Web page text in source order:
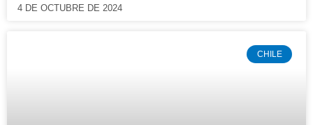
4 DE OCTUBRE DE 2024
CHILE